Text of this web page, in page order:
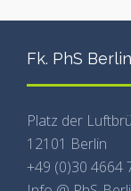
Fk. PhS
Platz der
12101 Berlin
+49 (0)30 4664